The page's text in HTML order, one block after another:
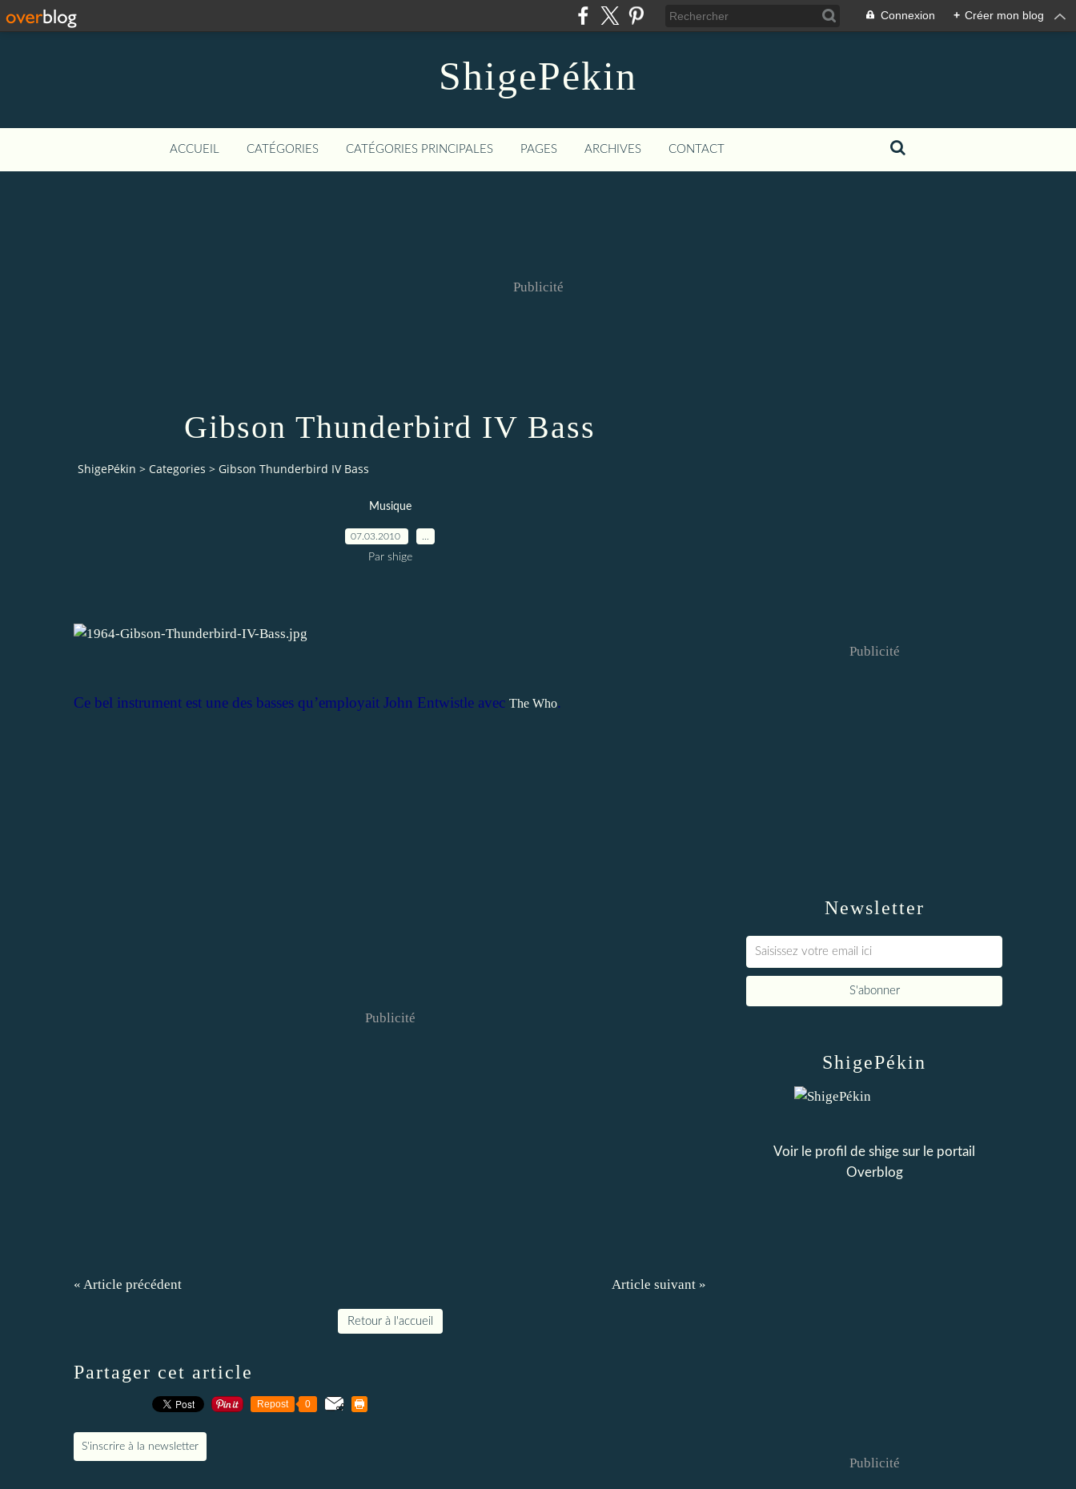
Connexion + Créer mon blog
ShigePékin
ACCUEIL CATÉGORIES CATÉGORIES PRINCIPALES PAGES ARCHIVES CONTACT
Publicité
Gibson Thunderbird IV Bass
ShigePékin > Categories > Gibson Thunderbird IV Bass
Musique
07.03.2010
Par shige
Ce bel instrument est une des basses qu’employait John Entwistle avec The Who.
Publicité
« Article précédent Article suivant »
Retour à l'accueil
Partager cet article
Repost 0
S'inscrire à la newsletter
Newsletter
Publicité
ShigePékin
Voir le profil de shige sur le portail
Overblog
Publicité